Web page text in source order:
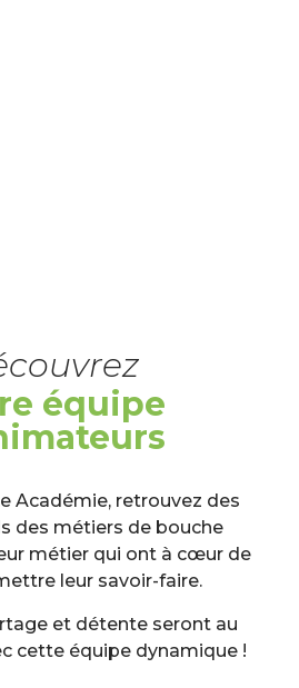
équipe
Académie, retrouvez des
des métiers de bouche
métier qui ont à cœur de
leur savoir-faire.
et détente seront au
cette équipe dynamique !